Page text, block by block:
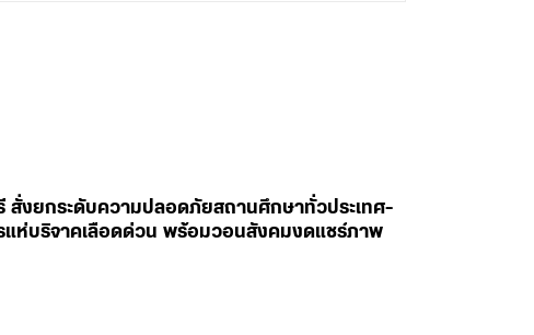
สั่งยกระดับความปลอดภัยสถานศึกษาทั่วประเทศ-
แห่บริจาคเลือดด่วน พร้อมวอนสังคมงดแชร์ภาพ